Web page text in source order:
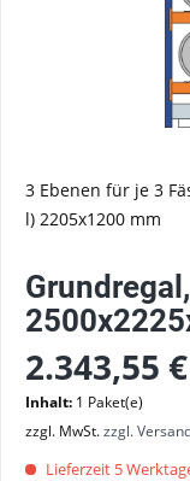
3 Ebenen für je 3
l) 2205x1200 mm
2.343,55
Inhalt: 1 Paket(e)
zzgl. MwSt.zzgl.
Lieferzeit 5